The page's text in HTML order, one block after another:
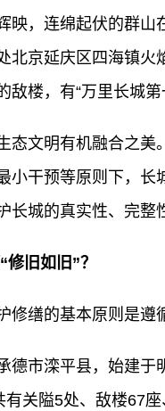
映，连绵起伏的群
北京延庆区四海镇
楼，有“万里长城第
态文明有机融合之
小干预等原则下，
长城的真实性、完整
旧如旧”？
修缮的基本原则是遵
德市滦平县，始建
有关隘5处、敌楼67